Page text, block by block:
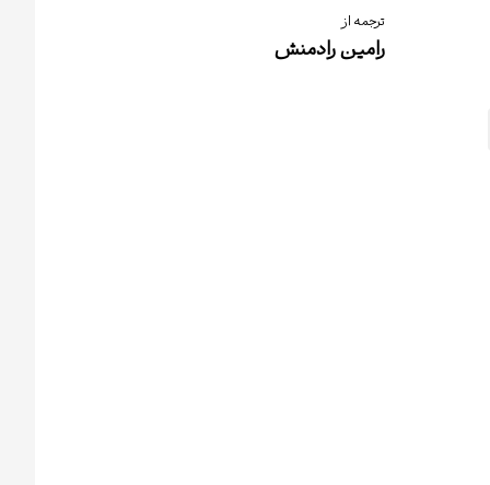
ترجمه از
رامین رادمنش